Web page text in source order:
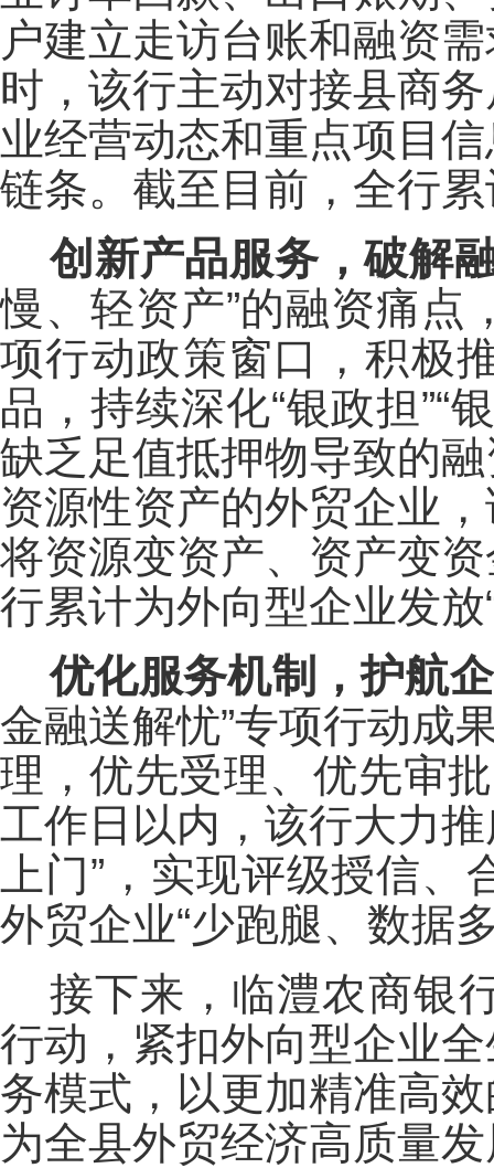
户建立走访台账和融资
时，该行主动对接县商
业经营动态和重点项目
链条。截至目前，全行
创新产品服务，破解
慢、轻资产”的融资痛点
项行动政策窗口，积极
品，持续深化“银政担”“
缺乏足值抵押物导致的
资源性资产的外贸企业
将资源变资产、资产变
行累计为外向型企业发
优化服务机制，护航
金融送解忧”专项行动成
理，优先受理、优先审
工作日以内，该行大力
上门”，实现评级授信
外贸企业“少跑腿、数据
接下来，临澧农商银
行动，紧扣外向型企业
务模式，以更加精准高
为全县外贸经济高质量